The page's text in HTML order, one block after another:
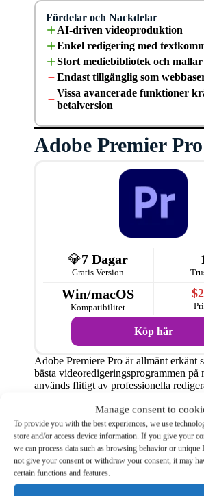
Manage consent to
To provide you with the best experiences, we use
store and/or access device information. If you give your
we can process data such as browsing behavior or
not give your consent or withdraw your consent, it may
certain functions and features.
Fördelar och Nackdelar
AI-driven videoproduktion
Enkel redigering med
Stort mediebibliotek och mallar
Endast tillgänglig som
Vissa avancerade funktioner
betalversion
Adobe Premier Pro
💎7 Dagar
Gratis Version
Win/macOS
Kompatibilitet
Köp här
Adobe Premiere Pro är allmänt erkänt
bästa videoredigeringsprogrammen på
används flitigt av professionella
Programmet erbjuder en omfattande
funktioner och verktyg som täcker allt
grundläggande redigering till
postproduktion. Adobe Premiere Pro
flexibilitet och kompatibilitet med
produkter som After Effects och
det till ett kraftfullt verktyg för dem